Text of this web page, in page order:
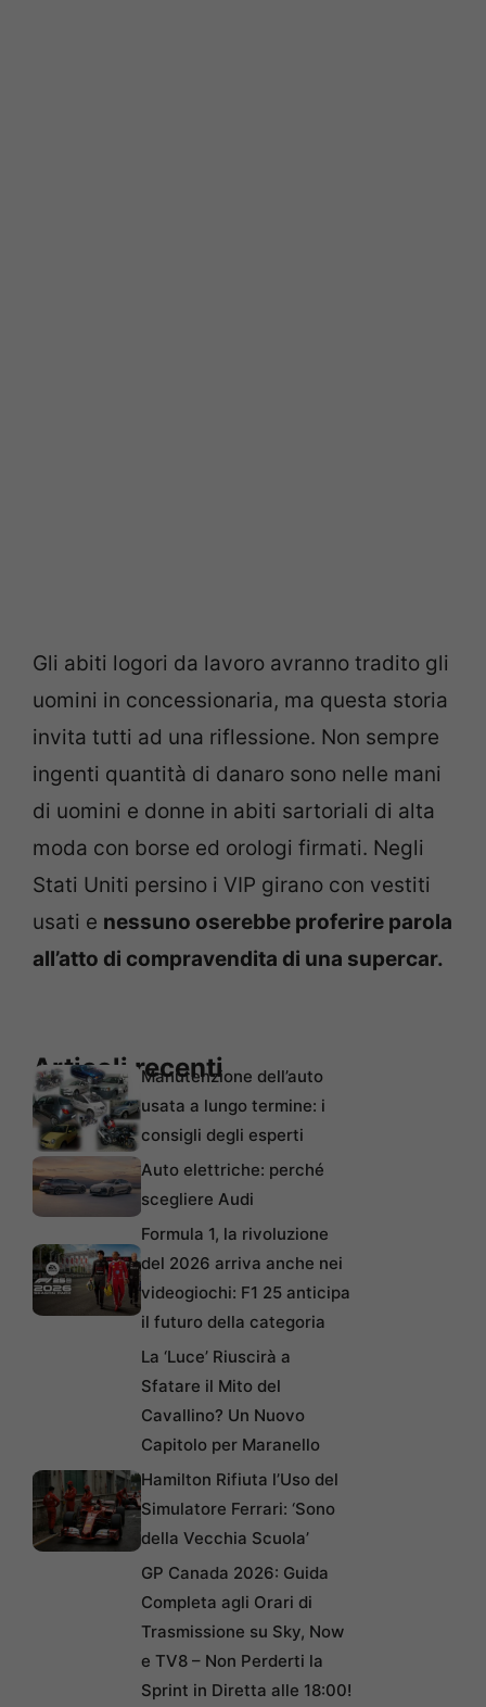
Gli abiti logori da lavoro avranno tradito gli
uomini in concessionaria, ma questa storia
invita tutti ad una riflessione. Non sempre
ingenti quantità di danaro sono nelle mani
di uomini e donne in abiti sartoriali di alta
moda con borse ed orologi firmati. Negli
Stati Uniti persino i VIP girano con vestiti
usati e nessuno oserebbe proferire parola
all’atto di compravendita di una supercar.
Articoli recentiManutenzione dell’auto
usata a lungo termine: i
consigli degli esperti
Auto elettriche: perché
scegliere Audi
Formula 1, la rivoluzione
del 2026 arriva anche nei
videogiochi: F1 25 anticipa
il futuro della categoria
La ‘Luce’ Riuscirà a
Sfatare il Mito del
Cavallino? Un Nuovo
Capitolo per Maranello
Hamilton Rifiuta l’Uso del
Simulatore Ferrari: ‘Sono
della Vecchia Scuola’
GP Canada 2026: Guida
Completa agli Orari di
Trasmissione su Sky, Now
e TV8 – Non Perderti la
Sprint in Diretta alle 18:00!